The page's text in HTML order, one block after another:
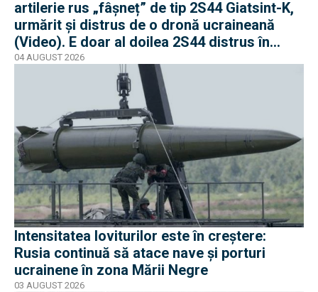
artilerie rus „fâșneț” de tip 2S44 Giatsint-K,
urmărit și distrus de o dronă ucraineană
(Video). E doar al doilea 2S44 distrus în
război
04 AUGUST 2026
Intensitatea loviturilor este în creștere:
Rusia continuă să atace nave și porturi
ucrainene în zona Mării Negre
03 AUGUST 2026